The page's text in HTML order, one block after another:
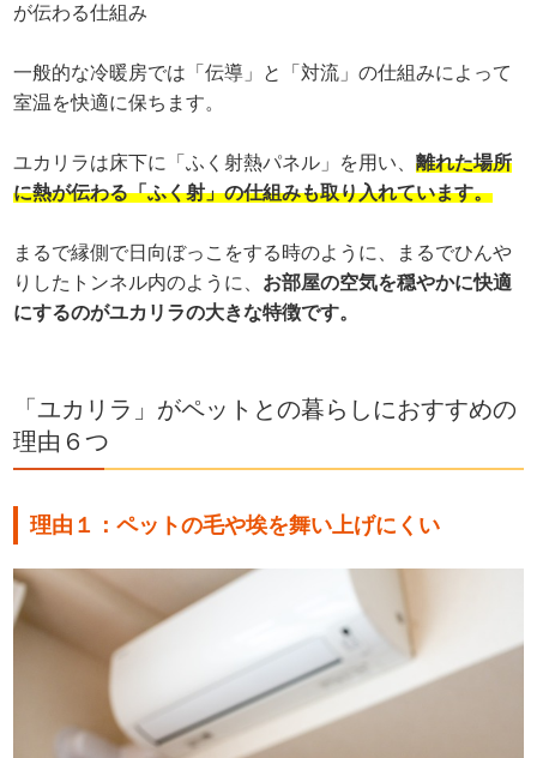
が伝わる仕組み
一般的な冷暖房では「伝導」と「対流」の仕組みによって
室温を快適に保ちます。
ユカリラは床下に「ふく射熱パネル」を用い、離れた場所
に熱が伝わる「ふく射」の仕組みも取り入れています。
まるで縁側で日向ぼっこをする時のように、まるでひんや
りしたトンネル内のように、 お部屋の空気を穏やかに快適
にするのがユカリラの大きな特徴です。
「ユカリラ」がペットとの暮らしにおすすめの
理由６つ
理由１：ペットの毛や埃を舞い上げにくい